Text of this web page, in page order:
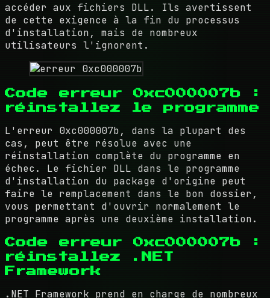
accéder aux fichiers DLL. Ils avertissent
de cette exigence à la fin du processus
d'installation, mais de nombreux
utilisateurs l'ignorent.
Code erreur 0xc000007b :
réinstallez le programme
L'erreur 0xc000007b, dans la plupart des
cas, peut être résolue avec une
réinstallation complète du programme en
échec. Le fichier DLL dans le programme
d'installation du package d'origine peut
faire le remplacement dans le bon dossier,
vous permettant d'ouvrir normalement le
programme après une deuxième installation.
Code erreur 0xc000007b :
réinstallez .NET
Framework
.NET Framework prend en charge de nombreux